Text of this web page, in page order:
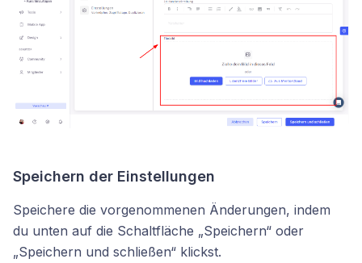
Speichern der Einstellungen
Speichere die vorgenommenen Änderungen, indem
du unten auf die Schaltfläche „Speichern“ oder
„Speichern und schließen“ klickst.